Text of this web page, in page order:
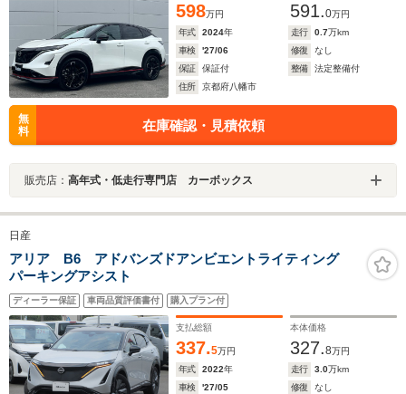
598万円 591.0万円
年式
2024年 走行 0.7万km
車検
'27/06 修復
なし
保証
保証付 整備
法定整備付
住所
京都府八幡市
無
料
在庫確認・見積依頼
販売店： 高年式・低走行専門店 カーボックス
日産
アリア B6 アドバンズドアンビエントライティング
パーキングアシスト
ディーラー保証 車両品質評価書付 購入プラン付
支払総額
337.5万円
本体価格
327.8万円
年式
2022年 走行 3.0万km
車検
'27/05 修復
なし